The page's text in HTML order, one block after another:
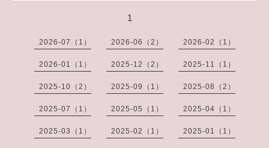
1
2026-07（1） 2026-06（2） 2026-02（1）
2026-01（1） 2025-12（2） 2025-11（1）
2025-10（2） 2025-09（1） 2025-08（2）
2025-07（1） 2025-05（1） 2025-04（1）
2025-03（1） 2025-02（1） 2025-01（1）